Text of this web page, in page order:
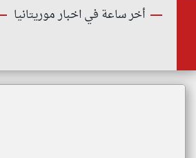
أخر ساعة في اخبار موريتانيا